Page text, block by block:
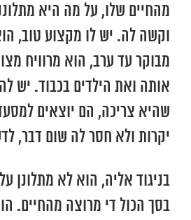
מהחיים שלו, על מה היא
וקשה לה. יש לו מקצוע טוב,
מבוקר עד ערב, הוא מרוויח
אותה ואת הילדים בכבוד. יש
שהיא צריכה, הם יוצאים
יקרות ולא חסר לה שום דבר,
בניגוד אליה, הוא לא מתלונן
בסך הכול די מרוצה מהחיים.